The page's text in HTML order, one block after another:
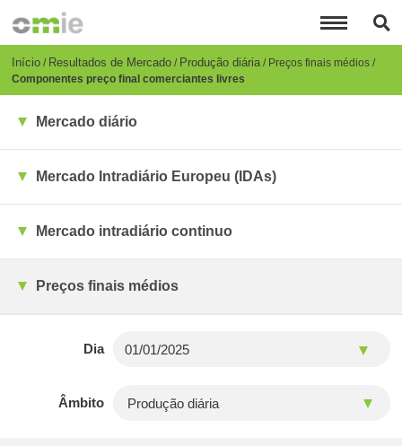
para
conteúdo
principal
Breadcrumb
Início Resultados de Mercado Produção diária Preços finais médios
Componentes preço final comerciantes livres
Mercado diário
Mercado Intradiário Europeu (IDAs)
Mercado intradiário continuo
Preços finais médios
Dia
Âmbito